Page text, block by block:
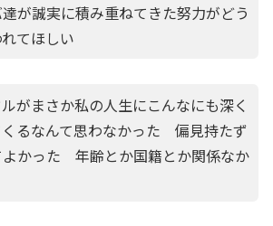
達が誠実に積み重ねてきた努力がどう
てほしい
がまさか私の人生にこんなにも深く
くるなんて思わなかった 偏見持たず
よかった 年齢とか国籍とか関係なか